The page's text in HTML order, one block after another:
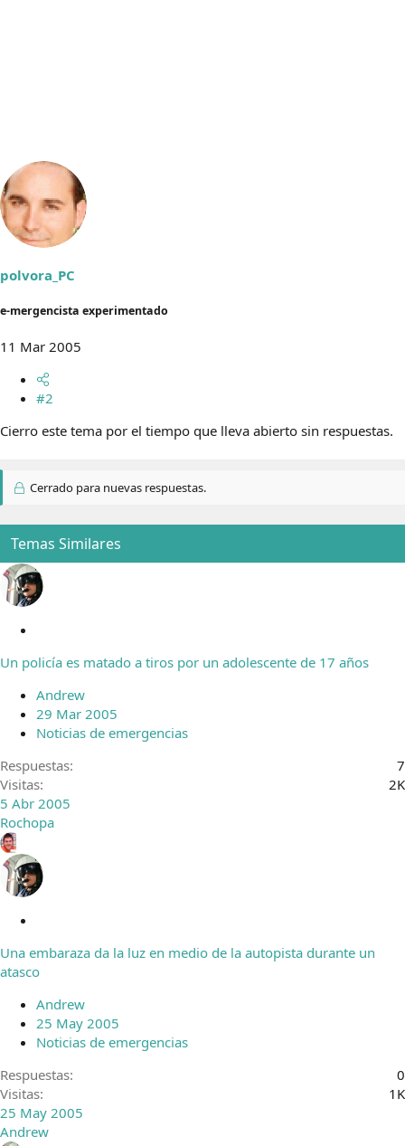
polvora_PC
e-mergencista experimentado
11 Mar 2005
#2
Cierro este tema por el tiempo que lleva abierto sin respuestas.
Cerrado para nuevas respuestas.
Temas Similares
r
a
d
o
Un policía es matado a tiros por un adolescente de 17 años
Andrew
29 Mar 2005
Noticias de emergencias
Respuestas
7
Visitas
2K
5 Abr 2005
Rochopa
r
r
d
o
Una embaraza da la luz en medio de la autopista durante un
atasco
Andrew
25 May 2005
Noticias de emergencias
Respuestas
0
Visitas
1K
25 May 2005
Andrew